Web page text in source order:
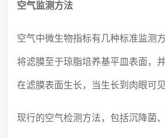
空气监测方法
空气中微生物指标有几种标准监测
将滤膜至于琼脂培养基平皿表面，
在滤膜表面生长，当生长到肉眼可
现行的空气检测方法，包括沉降菌